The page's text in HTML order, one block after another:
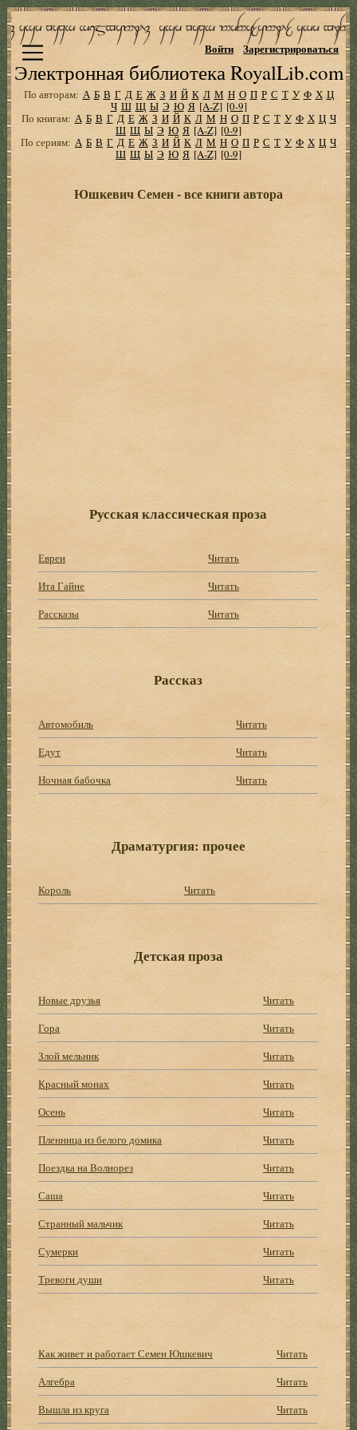
Электронная библиотека RoyalLib.com
Войти Зарегистрироваться
По авторам: А Б В Г Д Е Ж З И Й К Л М Н О П Р С Т У Ф Х Ц
Ч Ш Щ Ы Э Ю Я [A-Z] [0-9]
По книгам: А Б В Г Д Е Ж З И Й К Л М Н О П Р С Т У Ф Х Ц Ч
Ш Щ Ы Э Ю Я [A-Z] [0-9]
По сериям: А Б В Г Д Е Ж З И Й К Л М Н О П Р С Т У Ф Х Ц Ч
Ш Щ Ы Э Ю Я [A-Z] [0-9]
Юшкевич Семен - все книги автора
Русская классическая проза
Евреи
Читать
Ита Гайне
Читать
Рассказы
Читать
Рассказ
Автомобиль
Читать
Едут
Читать
Ночная бабочка
Читать
Драматургия: прочее
Король Читать
Детская проза
Новые друзья
Читать
Гора
Читать
Злой мельник
Читать
Красный монах
Читать
Осень
Читать
Пленница из белого домика
Читать
Поездка на Волнорез
Читать
Саша
Читать
Странный мальчик
Читать
Сумерки
Читать
Тревоги души
Читать
Как живет и работает Семен Юшкевич
Читать
Алгебра
Читать
Вышла из круга
Читать